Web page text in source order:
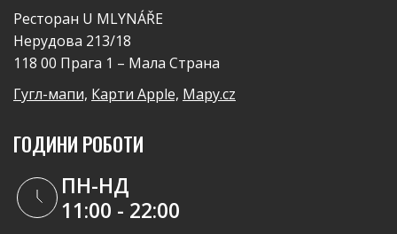
Ресторан U MLYNÁŘE
Нерудова 213/18
118 00 Прага 1 – Мала Страна
Гугл-мапи, Карти Apple, Mapy.cz
ГОДИНИ РОБОТИ
ПН-НД
11:00 - 22:00